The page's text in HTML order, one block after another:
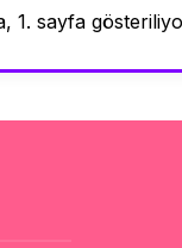
1. sayfa